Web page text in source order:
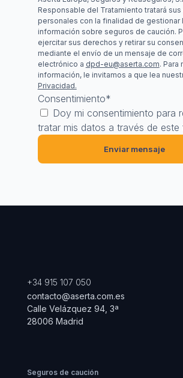
Responsable del Tratamiento tratará sus
personales con la finalidad de gestionar
información sobre seguros de caución.
ejercitar sus derechos y retirar su
mediante el envío de un mensaje de
electrónico a dpd-eu@aserta.com. Para
información, le invitamos a que lea
Privacidad.
Consentimiento*
Doy mi consentimiento para
tratar mis datos a través de este
+34 915 107 050
contacto@aserta.com.es
Calle Velázquez 94, 3ª
28006 Madrid
Seguros de caución